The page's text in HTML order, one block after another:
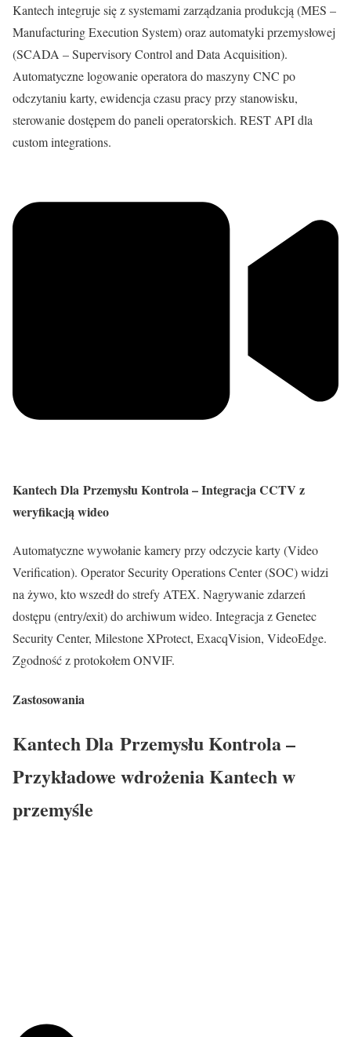
Kantech integruje się z systemami zarządzania produkcją (MES –
Manufacturing Execution System) oraz automatyki przemysłowej
(SCADA – Supervisory Control and Data Acquisition).
Automatyczne logowanie operatora do maszyny CNC po
odczytaniu karty, ewidencja czasu pracy przy stanowisku,
sterowanie dostępem do paneli operatorskich. REST API dla
custom integrations.
Kantech Dla Przemysłu Kontrola – Integracja CCTV z
weryfikacją wideo
Automatyczne wywołanie kamery przy odczycie karty (Video
Verification). Operator Security Operations Center (SOC) widzi
na żywo, kto wszedł do strefy ATEX. Nagrywanie zdarzeń
dostępu (entry/exit) do archiwum wideo. Integracja z Genetec
Security Center, Milestone XProtect, ExacqVision, VideoEdge.
Zgodność z protokołem ONVIF.
Zastosowania
Kantech Dla Przemysłu Kontrola –
Przykładowe wdrożenia Kantech w
przemyśle